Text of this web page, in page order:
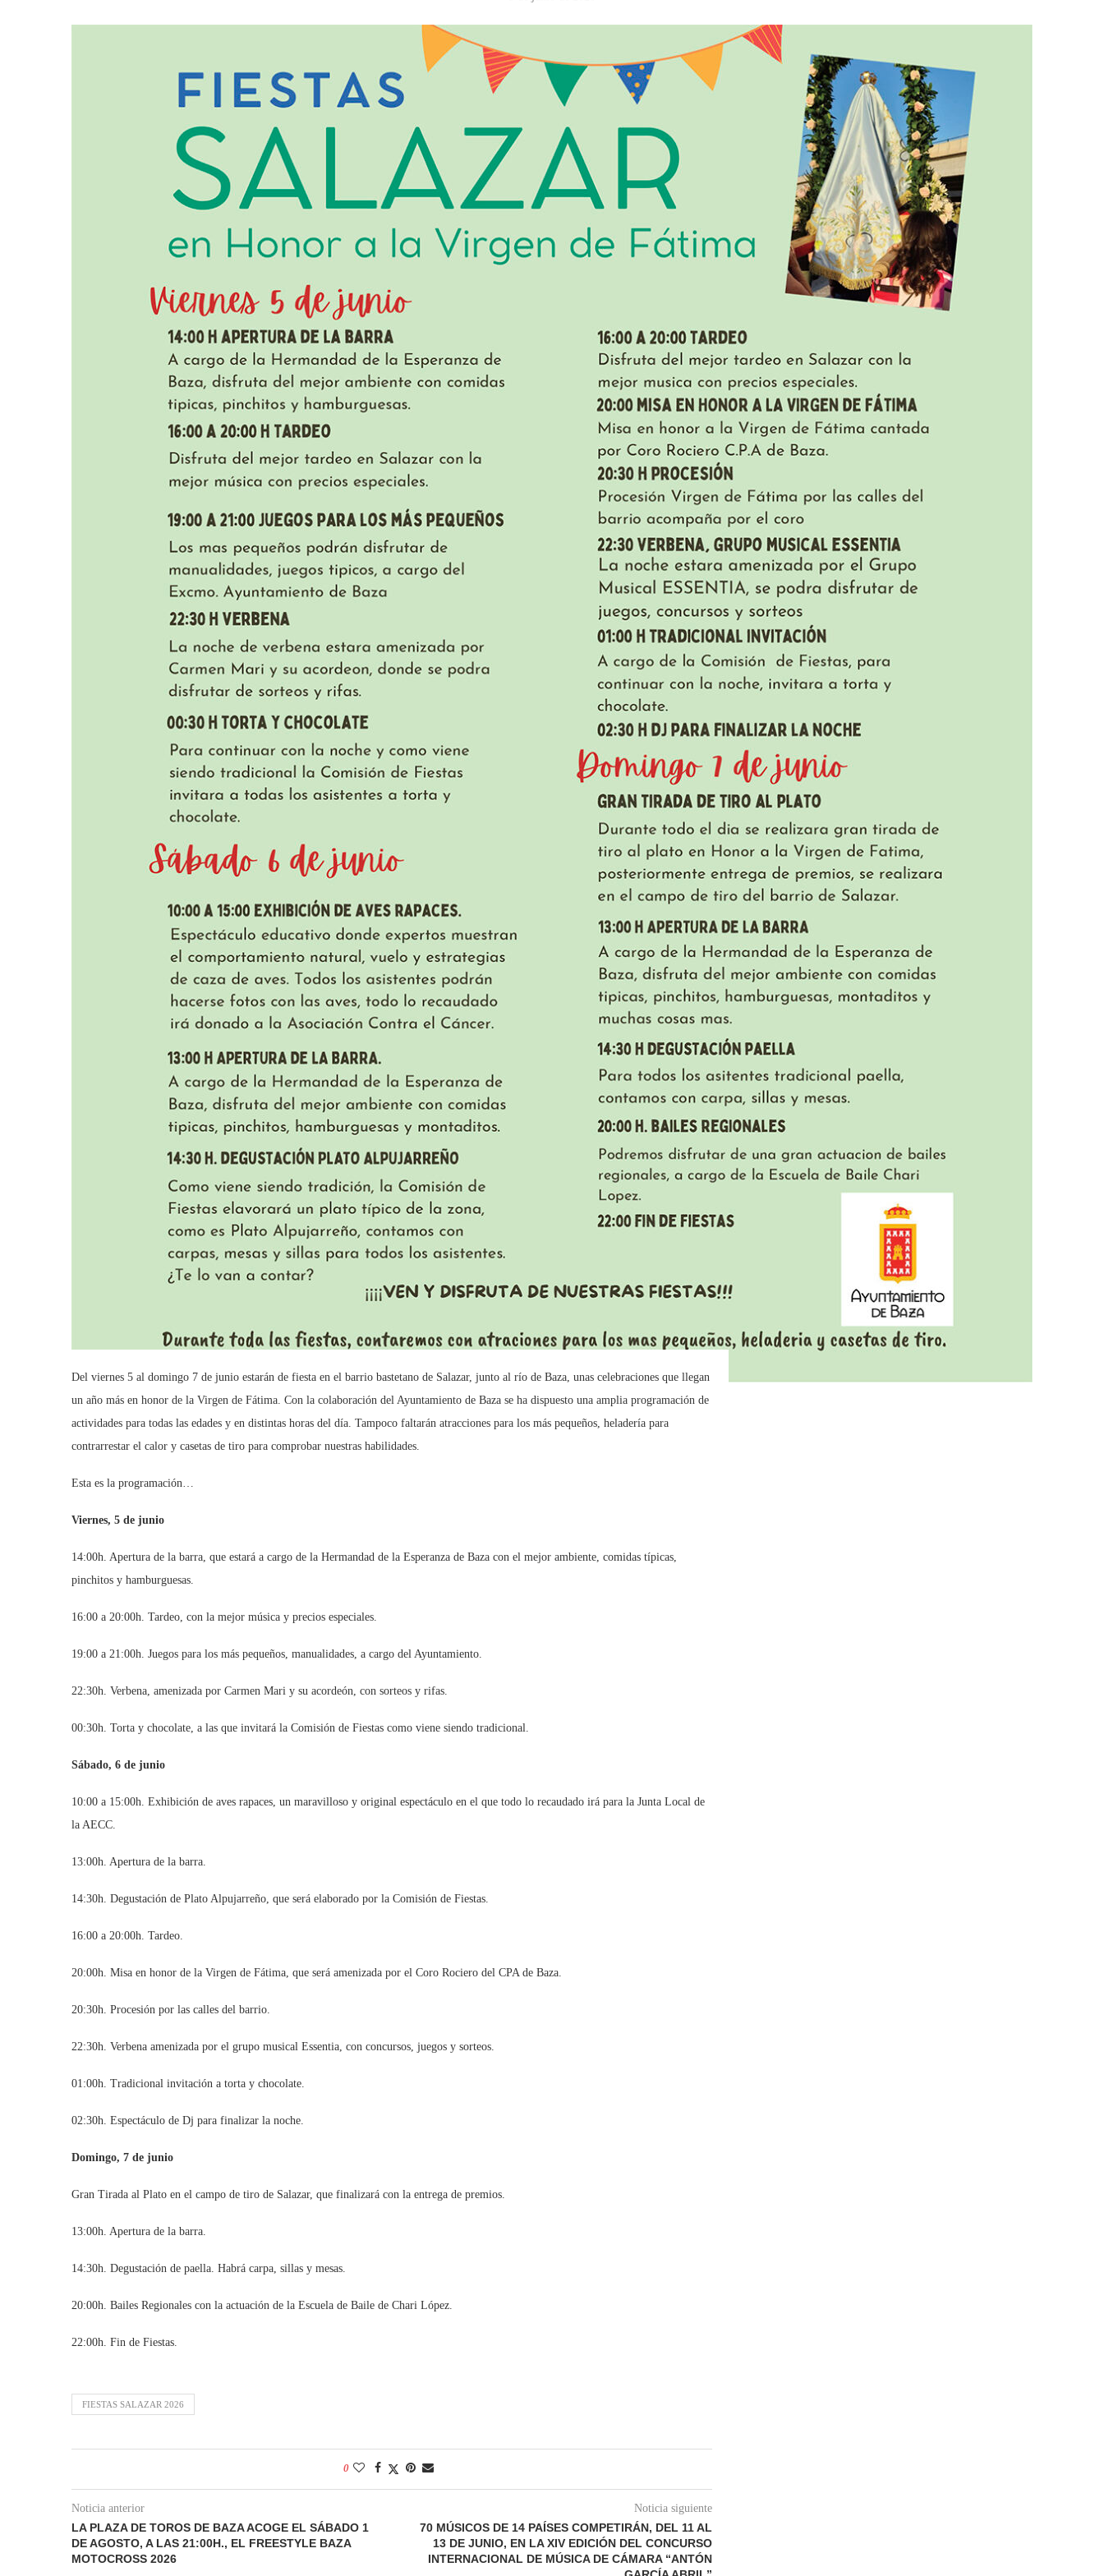
Del viernes 5 al domingo 7 de junio estarán de fiesta en el barrio bastetano de Salazar, junto al río de Baza, unas celebraciones que llegan
un año más en honor de la Virgen de Fátima. Con la colaboración del Ayuntamiento de Baza se ha dispuesto una amplia programación de
actividades para todas las edades y en distintas horas del día. Tampoco faltarán atracciones para los más pequeños, heladería para
contrarrestar el calor y casetas de tiro para comprobar nuestras habilidades.
Esta es la programación…
Viernes, 5 de junio
14:00h. Apertura de la barra, que estará a cargo de la Hermandad de la Esperanza de Baza con el mejor ambiente, comidas típicas,
pinchitos y hamburguesas.
16:00 a 20:00h. Tardeo, con la mejor música y precios especiales.
19:00 a 21:00h. Juegos para los más pequeños, manualidades, a cargo del Ayuntamiento.
22:30h. Verbena, amenizada por Carmen Mari y su acordeón, con sorteos y rifas.
00:30h. Torta y chocolate, a las que invitará la Comisión de Fiestas como viene siendo tradicional.
Sábado, 6 de junio
10:00 a 15:00h. Exhibición de aves rapaces, un maravilloso y original espectáculo en el que todo lo recaudado irá para la Junta Local de
la AECC.
13:00h. Apertura de la barra.
14:30h. Degustación de Plato Alpujarreño, que será elaborado por la Comisión de Fiestas.
16:00 a 20:00h. Tardeo.
20:00h. Misa en honor de la Virgen de Fátima, que será amenizada por el Coro Rociero del CPA de Baza.
20:30h. Procesión por las calles del barrio.
22:30h. Verbena amenizada por el grupo musical Essentia, con concursos, juegos y sorteos.
01:00h. Tradicional invitación a torta y chocolate.
02:30h. Espectáculo de Dj para finalizar la noche.
Domingo, 7 de junio
Gran Tirada al Plato en el campo de tiro de Salazar, que finalizará con la entrega de premios.
13:00h. Apertura de la barra.
14:30h. Degustación de paella. Habrá carpa, sillas y mesas.
20:00h. Bailes Regionales con la actuación de la Escuela de Baile de Chari López.
22:00h. Fin de Fiestas.
FIESTAS SALAZAR 2026
0
Noticia anterior
LA PLAZA DE TOROS DE BAZA ACOGE EL SÁBADO 1
DE AGOSTO, A LAS 21:00H., EL FREESTYLE BAZA
MOTOCROSS 2026
Noticia siguiente
70 MÚSICOS DE 14 PAÍSES COMPETIRÁN, DEL 11 AL
13 DE JUNIO, EN LA XIV EDICIÓN DEL CONCURSO
INTERNACIONAL DE MÚSICA DE CÁMARA “ANTÓN